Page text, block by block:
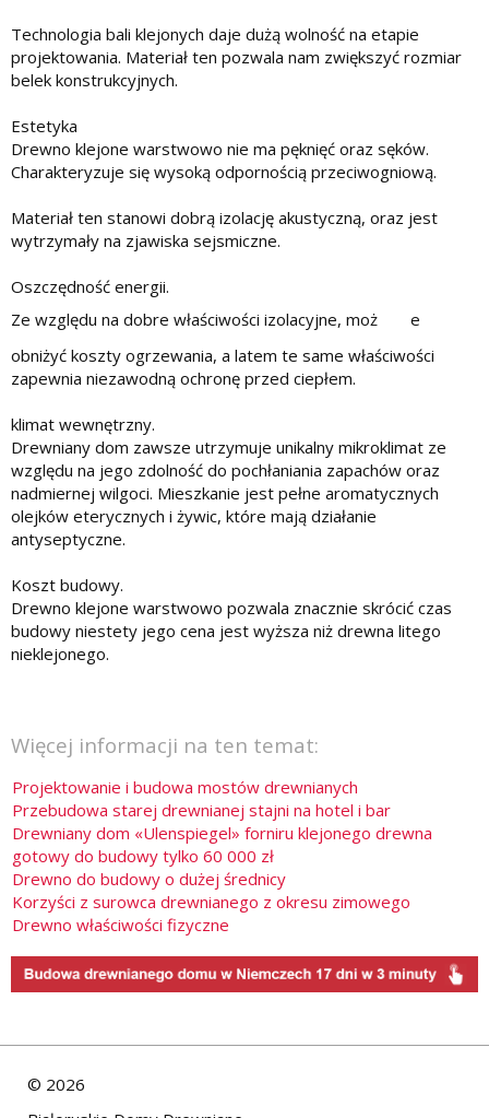
Technologia bali klejonych daje dużą wolność na etapie
projektowania. Materiał ten pozwala nam zwiększyć rozmiar
belek konstrukcyjnych.
Estetyka
Drewno klejone warstwowo nie ma pęknięć oraz sęków.
Charakteryzuje się wysoką odpornością przeciwogniową.
Materiał ten stanowi dobrą izolację akustyczną, oraz jest
wytrzymały na zjawiska sejsmiczne.
Oszczędność energii.
Ze względu na dobre właściwości izolacyjne, moż
e
obniżyć koszty ogrzewania, a latem te same właściwości
zapewnia niezawodną ochronę przed ciepłem.
klimat wewnętrzny.
Drewniany dom zawsze utrzymuje unikalny mikroklimat ze
względu na jego zdolność do pochłaniania zapachów oraz
nadmiernej wilgoci. Mieszkanie jest pełne aromatycznych
olejków eterycznych i żywic, które mają działanie
antyseptyczne.
Koszt budowy.
Drewno klejone warstwowo pozwala znacznie skrócić czas
budowy niestety jego cena jest wyższa niż drewna litego
nieklejonego.
Więcej informacji na ten temat:
Projektowanie i budowa mostów drewnianych
Przebudowa starej drewnianej stajni na hotel i bar
Drewniany dom «Ulenspiegel» forniru klejonego drewna
gotowy do budowy tylko 60 000 zł
Drewno do budowy o dużej średnicy
Korzyści z surowca drewnianego z okresu zimowego
Drewno właściwości fizyczne
© 2026